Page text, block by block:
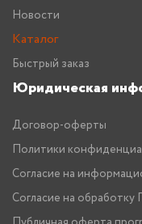
Новости
Каталог
Быстрый заказ
Юридическая
Договор-оферты
Политики
Согласие на
Согласие на обработку